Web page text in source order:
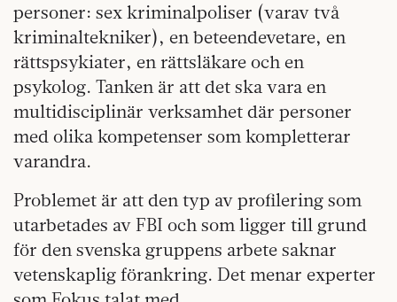
personer: sex kriminalpoliser (varav två
kriminaltekniker), en beteendevetare, en
rättspsykiater, en rättsläkare och en
psykolog. Tanken är att det ska vara en
multidisciplinär verksamhet där personer
med olika kompetenser som kompletterar
varandra.
Problemet är att den typ av profilering som
utarbetades av FBI och som ligger till grund
för den svenska gruppens arbete saknar
vetenskaplig förankring. Det menar experter